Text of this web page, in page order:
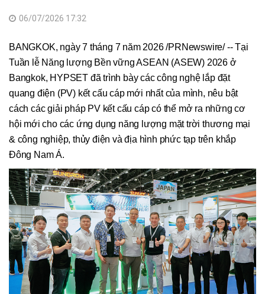
06/07/2026 17:32
BANGKOK, ngày 7 tháng 7 năm 2026 /PRNewswire/ -- Tại
Tuần lễ Năng lượng Bền vững ASEAN (ASEW) 2026 ở
Bangkok, HYPSET đã trình bày các công nghệ lắp đặt
quang điện (PV) kết cấu cáp mới nhất của mình, nêu bật
cách các giải pháp PV kết cấu cáp có thể mở ra những cơ
hội mới cho các ứng dụng năng lượng mặt trời thương mại
& công nghiệp, thủy điện và địa hình phức tạp trên khắp
Đông Nam Á.